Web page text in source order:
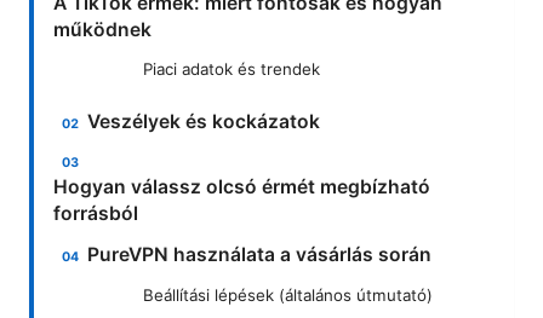
működnek
Piaci adatok és trendek
Veszélyek és kockázatok
Hogyan válassz olcsó érmét megbízható
forrásból
PureVPN használata a vásárlás során
Beállítási lépések (általános útmutató)